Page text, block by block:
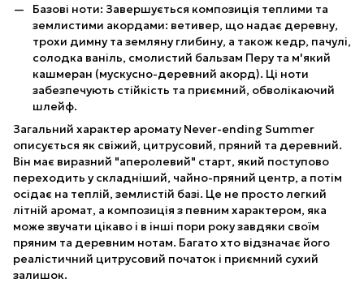
Базові ноти: Завершується композиція теплими та
землистими акордами: ветивер, що надає деревну,
трохи димну та земляну глибину, а також кедр, пачулі,
солодка ваніль, смолистий бальзам Перу та м'який
кашмеран (мускусно-деревний акорд). Ці ноти
забезпечують стійкість та приємний, обволікаючий
шлейф.
Загальний характер аромату Never-ending Summer
описується як свіжий, цитрусовий, пряний та деревний.
Він має виразний "аперолевий" старт, який поступово
переходить у складніший, чайно-пряний центр, а потім
осідає на теплій, землистій базі. Це не просто легкий
літній аромат, а композиція з певним характером, яка
може звучати цікаво і в інші пори року завдяки своїм
пряним та деревним нотам. Багато хто відзначає його
реалістичний цитрусовий початок і приємний сухий
залишок.